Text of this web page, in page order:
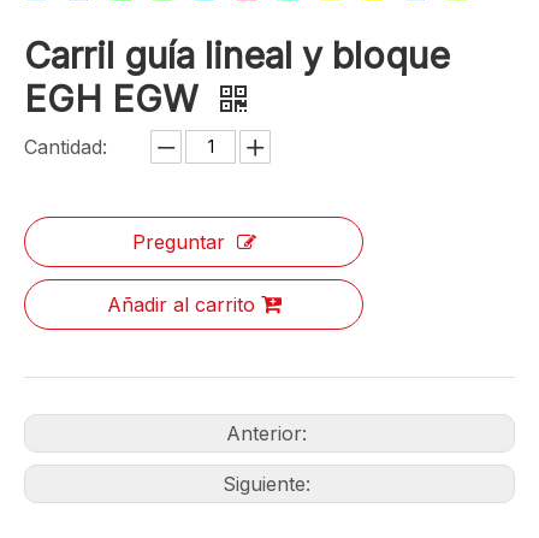
Carril guía lineal y bloque
EGH EGW
Cantidad:
Preguntar
Añadir al carrito
Anterior:
Siguiente: